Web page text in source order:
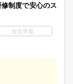
制度で安心のス
自立学習